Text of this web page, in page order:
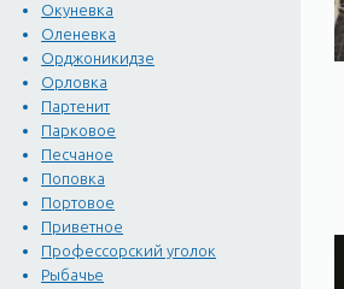
Окуневка
Оленевка
Орджоникидзе
Орловка
Партенит
Парковое
Песчаное
Поповка
Портовое
Приветное
Профессорский уголок
Рыбачье